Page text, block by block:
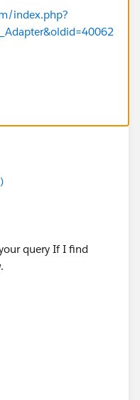
index.php?
query If I find